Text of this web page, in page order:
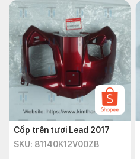
Cốp trên tươi Lead 2017
SKU: 81140K12V00ZB